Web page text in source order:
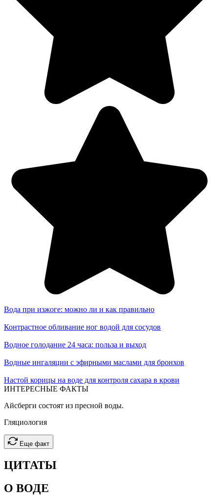
Вода при изжоге: можно ли и как правильно
Контрастное обливание ног водой для сосудов
Водное голодание 24 часа: польза и выход
Водные ингаляции с эфирными маслами для бронхов
Настой корицы на воде для контроля сахара в крови
ИНТЕРЕСНЫЕ ФАКТЫ
Айсберги состоят из пресной воды.
Гляциология
Еще факт
ЦИТАТЫ
О ВОДЕ